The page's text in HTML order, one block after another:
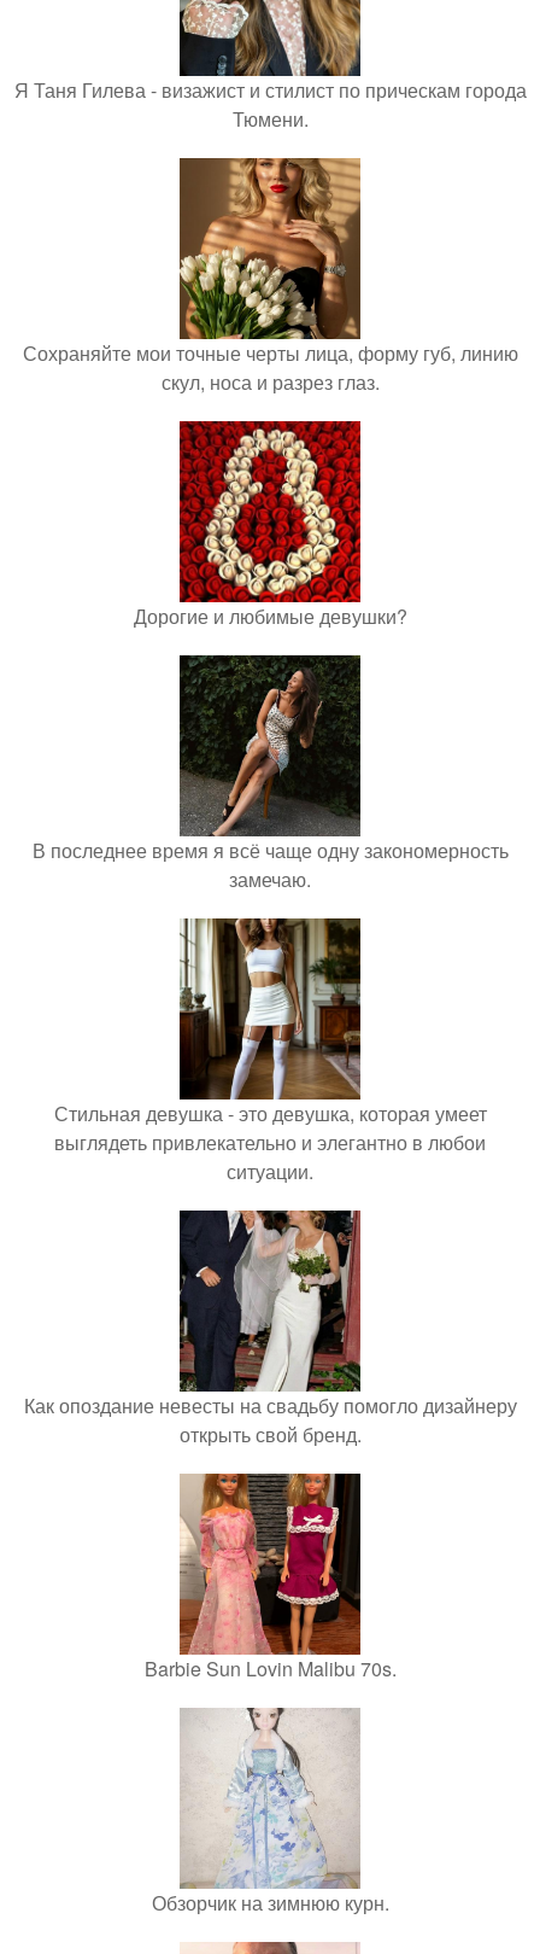
Я Таня Гилева - визажист и стилист по прическам города
Тюмени.
Сохраняйте мои точные черты лица, форму губ, линию
скул, носа и разрез глаз.
Дорогие и любимые девушки?
В последнее время я всё чаще одну закономерность
замечаю.
Стильная девушка - это девушка, которая умеет
выглядеть привлекательно и элегантно в любои
ситуации.
Как опоздание невесты на свадьбу помогло дизайнеру
открыть свой бренд.
Barbie Sun Lovin Malibu 70s.
Обзорчик на зимнюю курн.